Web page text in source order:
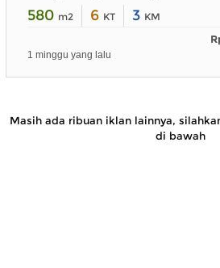
580 m2 6 KT 3 KM
1 minggu yang lalu
Masih ada ribuan iklan lainnya,
di bawah